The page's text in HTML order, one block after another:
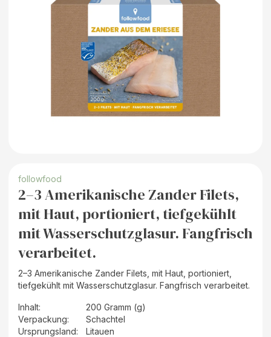
followfood
2–3 Amerikanische Zander Filets,
mit Haut, portioniert, tiefgekühlt
mit Wasserschutzglasur. Fangfrisch
verarbeitet.
2–3 Amerikanische Zander Filets, mit Haut, portioniert,
tiefgekühlt mit Wasserschutzglasur. Fangfrisch verarbeitet.
Inhalt:
200 Gramm (g)
Verpackung:
Schachtel
Ursprungsland:
Litauen